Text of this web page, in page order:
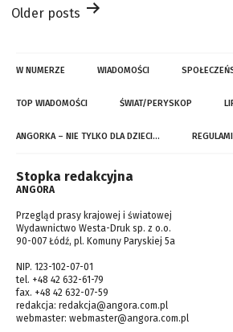
Older posts
W NUMERZE WIADOMOŚCI
TOP WIADOMOŚCI ŚWIAT/PERYSKOP
ANGORKA – NIE TYLKO DLA DZIECI…
Stopka redakcyjna
ANGORA
Przegląd prasy krajowej i światowej
Wydawnictwo Westa-Druk sp. z o.o.
90-007 Łódź, pl. Komuny Paryskiej 5a
NIP. 123-102-07-01
tel. +48 42 632-61-79
fax. +48 42 632-07-59
redakcja: redakcja@angora.com.pl
webmaster: webmaster@angora.com.pl